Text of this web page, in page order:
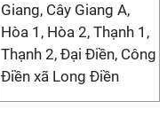
Giang, Cây Giang A,
Hòa 1, Hòa 2, Thạnh 1,
Thạnh 2, Đại Điền, Công
Điền xã Long Điền